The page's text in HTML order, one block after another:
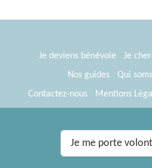
Je me porte
Je deviens bénévole
Je
Nos guides
Qui
Contactez-nous
Mentions
® Tous Bénévoles 2012-